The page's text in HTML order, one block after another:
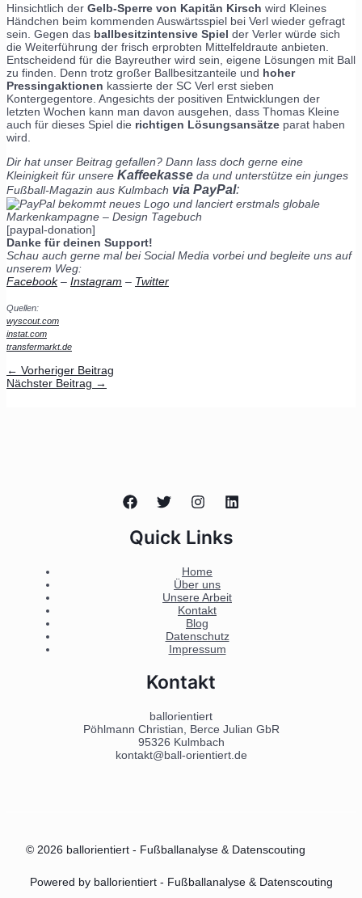
Hinsichtlich der Gelb-Sperre von Kapitän Kirsch wird Kleines
Händchen beim kommenden Auswärtsspiel bei Verl wieder gefragt
sein. Gegen das ballbesitzintensive Spiel der Verler würde sich
die Weiterführung der frisch erprobten Mittelfeldraute anbieten.
Entscheidend für die Bayreuther wird sein, eigene Lösungen mit Ball
zu finden. Denn trotz großer Ballbesitzanteile und hoher
Pressingaktionen kassierte der SC Verl erst sieben
Kontergegentore. Angesichts der positiven Entwicklungen der
letzten Wochen kann man davon ausgehen, dass Thomas Kleine
auch für dieses Spiel die richtigen Lösungsansätze parat haben
wird.
Dir hat unser Beitrag gefallen? Dann lass doch gerne eine
Kleinigkeit für unsere Kaffeekasse da und unterstütze ein junges
Fußball-Magazin aus Kulmbach via PayPal:
[paypal-donation]
Danke für deinen Support!
Schau auch gerne mal bei Social Media vorbei und begleite uns auf
unserem Weg:
Facebook– Instagram – Twitter
Quellen:
wyscout.com
instat.com
transfermarkt.de
← Vorheriger Beitrag
Nächster Beitrag →
Quick Links
Home
Über uns
Unsere Arbeit
Kontakt
Blog
Datenschutz
Impressum
Kontakt
ballorientiert
Pöhlmann Christian, Berce Julian GbR
95326 Kulmbach
kontakt@ball-orientiert.de
© 2026 ballorientiert - Fußballanalyse & Datenscouting
Powered by ballorientiert - Fußballanalyse & Datenscouting